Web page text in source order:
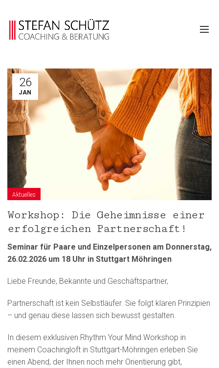
26
JAN
Aktuelles
Workshop: Die Geheimnisse einer
erfolgreichen Partnerschaft!
Seminar für Paare und Einzelpersonen am Donnerstag,
26.02.2026 um 18 Uhr in Stuttgart Möhringen
Liebe Freunde, Bekannte und Geschäftspartner,
Partnerschaft ist kein Selbstläufer. Sie folgt klaren Prinzipien
– und genau diese lassen sich bewusst gestalten.
In diesem exklusiven Rhythm Your Mind Workshop in
meinem Coachingloft in Stuttgart-Möhringen erleben Sie
einen Abend, der Ihnen noch mehr Orientierung gibt,